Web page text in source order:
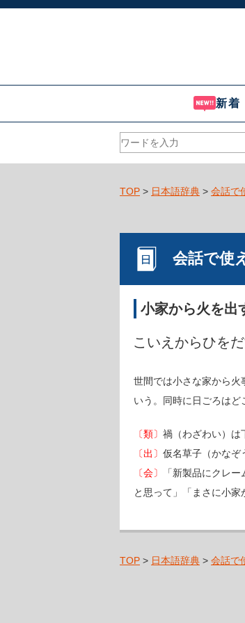
新着
TOP > 日本語辞典 > 会話で
会話で使
小家から火を出
こいえからひを
世間では小さな家から
いう。同時に日ごろは
〔類〕 禍（わざわい）
〔出〕 仮名草子（かなぞ
〔会〕
「新製品にクレ
と思って」「まさに小家
TOP > 日本語辞典 > 会話で